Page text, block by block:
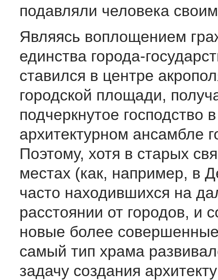
подавляли человека
Являясь воплощением
единства города-
ставился в центре
городской площади,
подчеркнутое господство в
архитектурном ансамбле
Поэтому, хотя в старых
местах (как, например, в
часто находившихся на
расстоянии от городов, и
новые более
самый тип храма
задачу создания